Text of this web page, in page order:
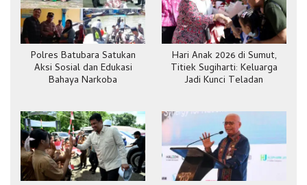
Polres Batubara Satukan
Aksi Sosial dan Edukasi
Bahaya Narkoba
Hari Anak 2026 di Sumut,
Titiek Sugiharti: Keluarga
Jadi Kunci Teladan